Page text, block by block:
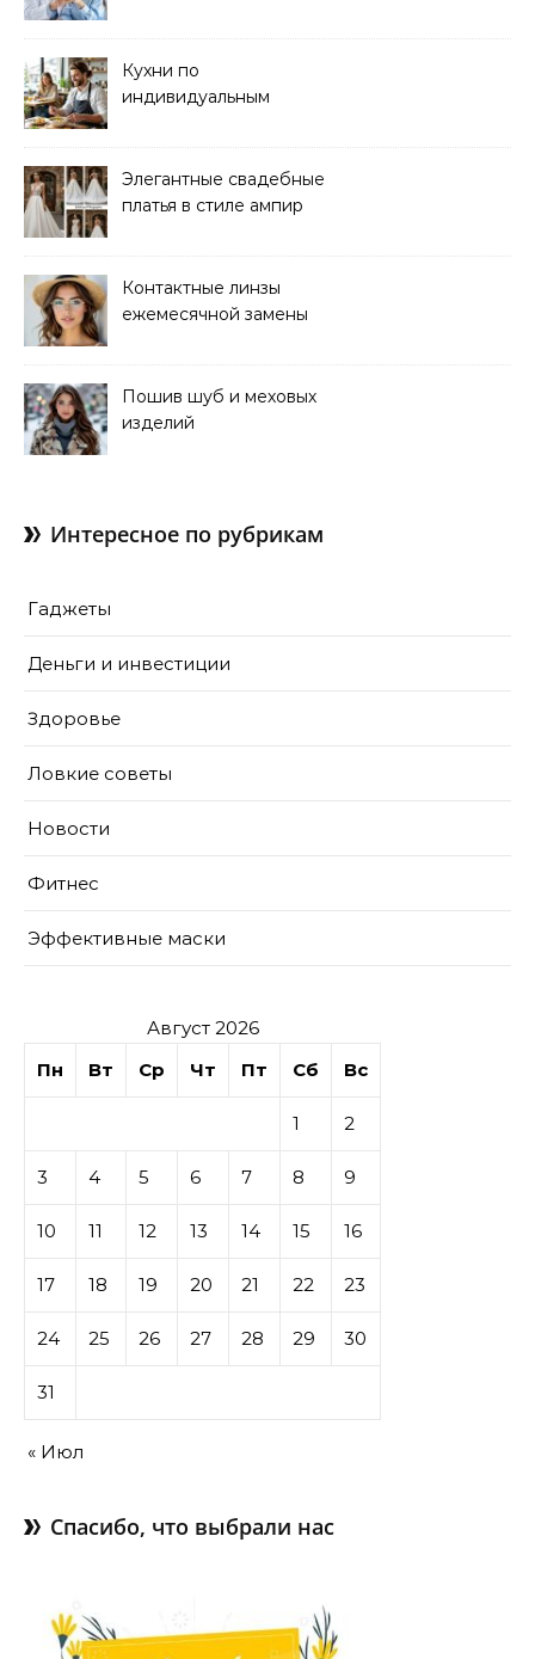
Кухни по
индивидуальным
Элегантные свадебные
платья в стиле ампир
Контактные линзы
ежемесячной замены
Пошив шуб и меховых
изделий
Интересное по рубрикам
Гаджеты
Деньги и инвестиции
Здоровье
Ловкие советы
Новости
Фитнес
Эффективные маски
Август 2026
Пн
Вт Ср Чт Пт Сб Вс
1 2
3 4 5 6 7 8 9
10 11 12 13 14 15 16
17 18 19 20 21 22 23
24 25 26 27 28 29 30
31
« Июл
Спасибо, что выбрали нас